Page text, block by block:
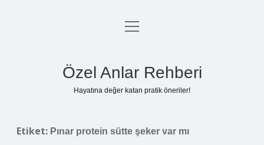
Anasayfa
menüyü
Özel Anlar Rehberi
Hayatına değer katan pratik öneriler!
Etiket: Pınar protein sütte şeker var mı